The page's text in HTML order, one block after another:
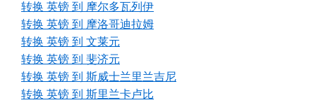
转换 英镑 到 摩尔多瓦列伊
转换 英镑 到 摩洛哥迪拉姆
转换 英镑 到 文莱元
转换 英镑 到 斐济元
转换 英镑 到 斯威士兰里兰吉尼
转换 英镑 到 斯里兰卡卢比